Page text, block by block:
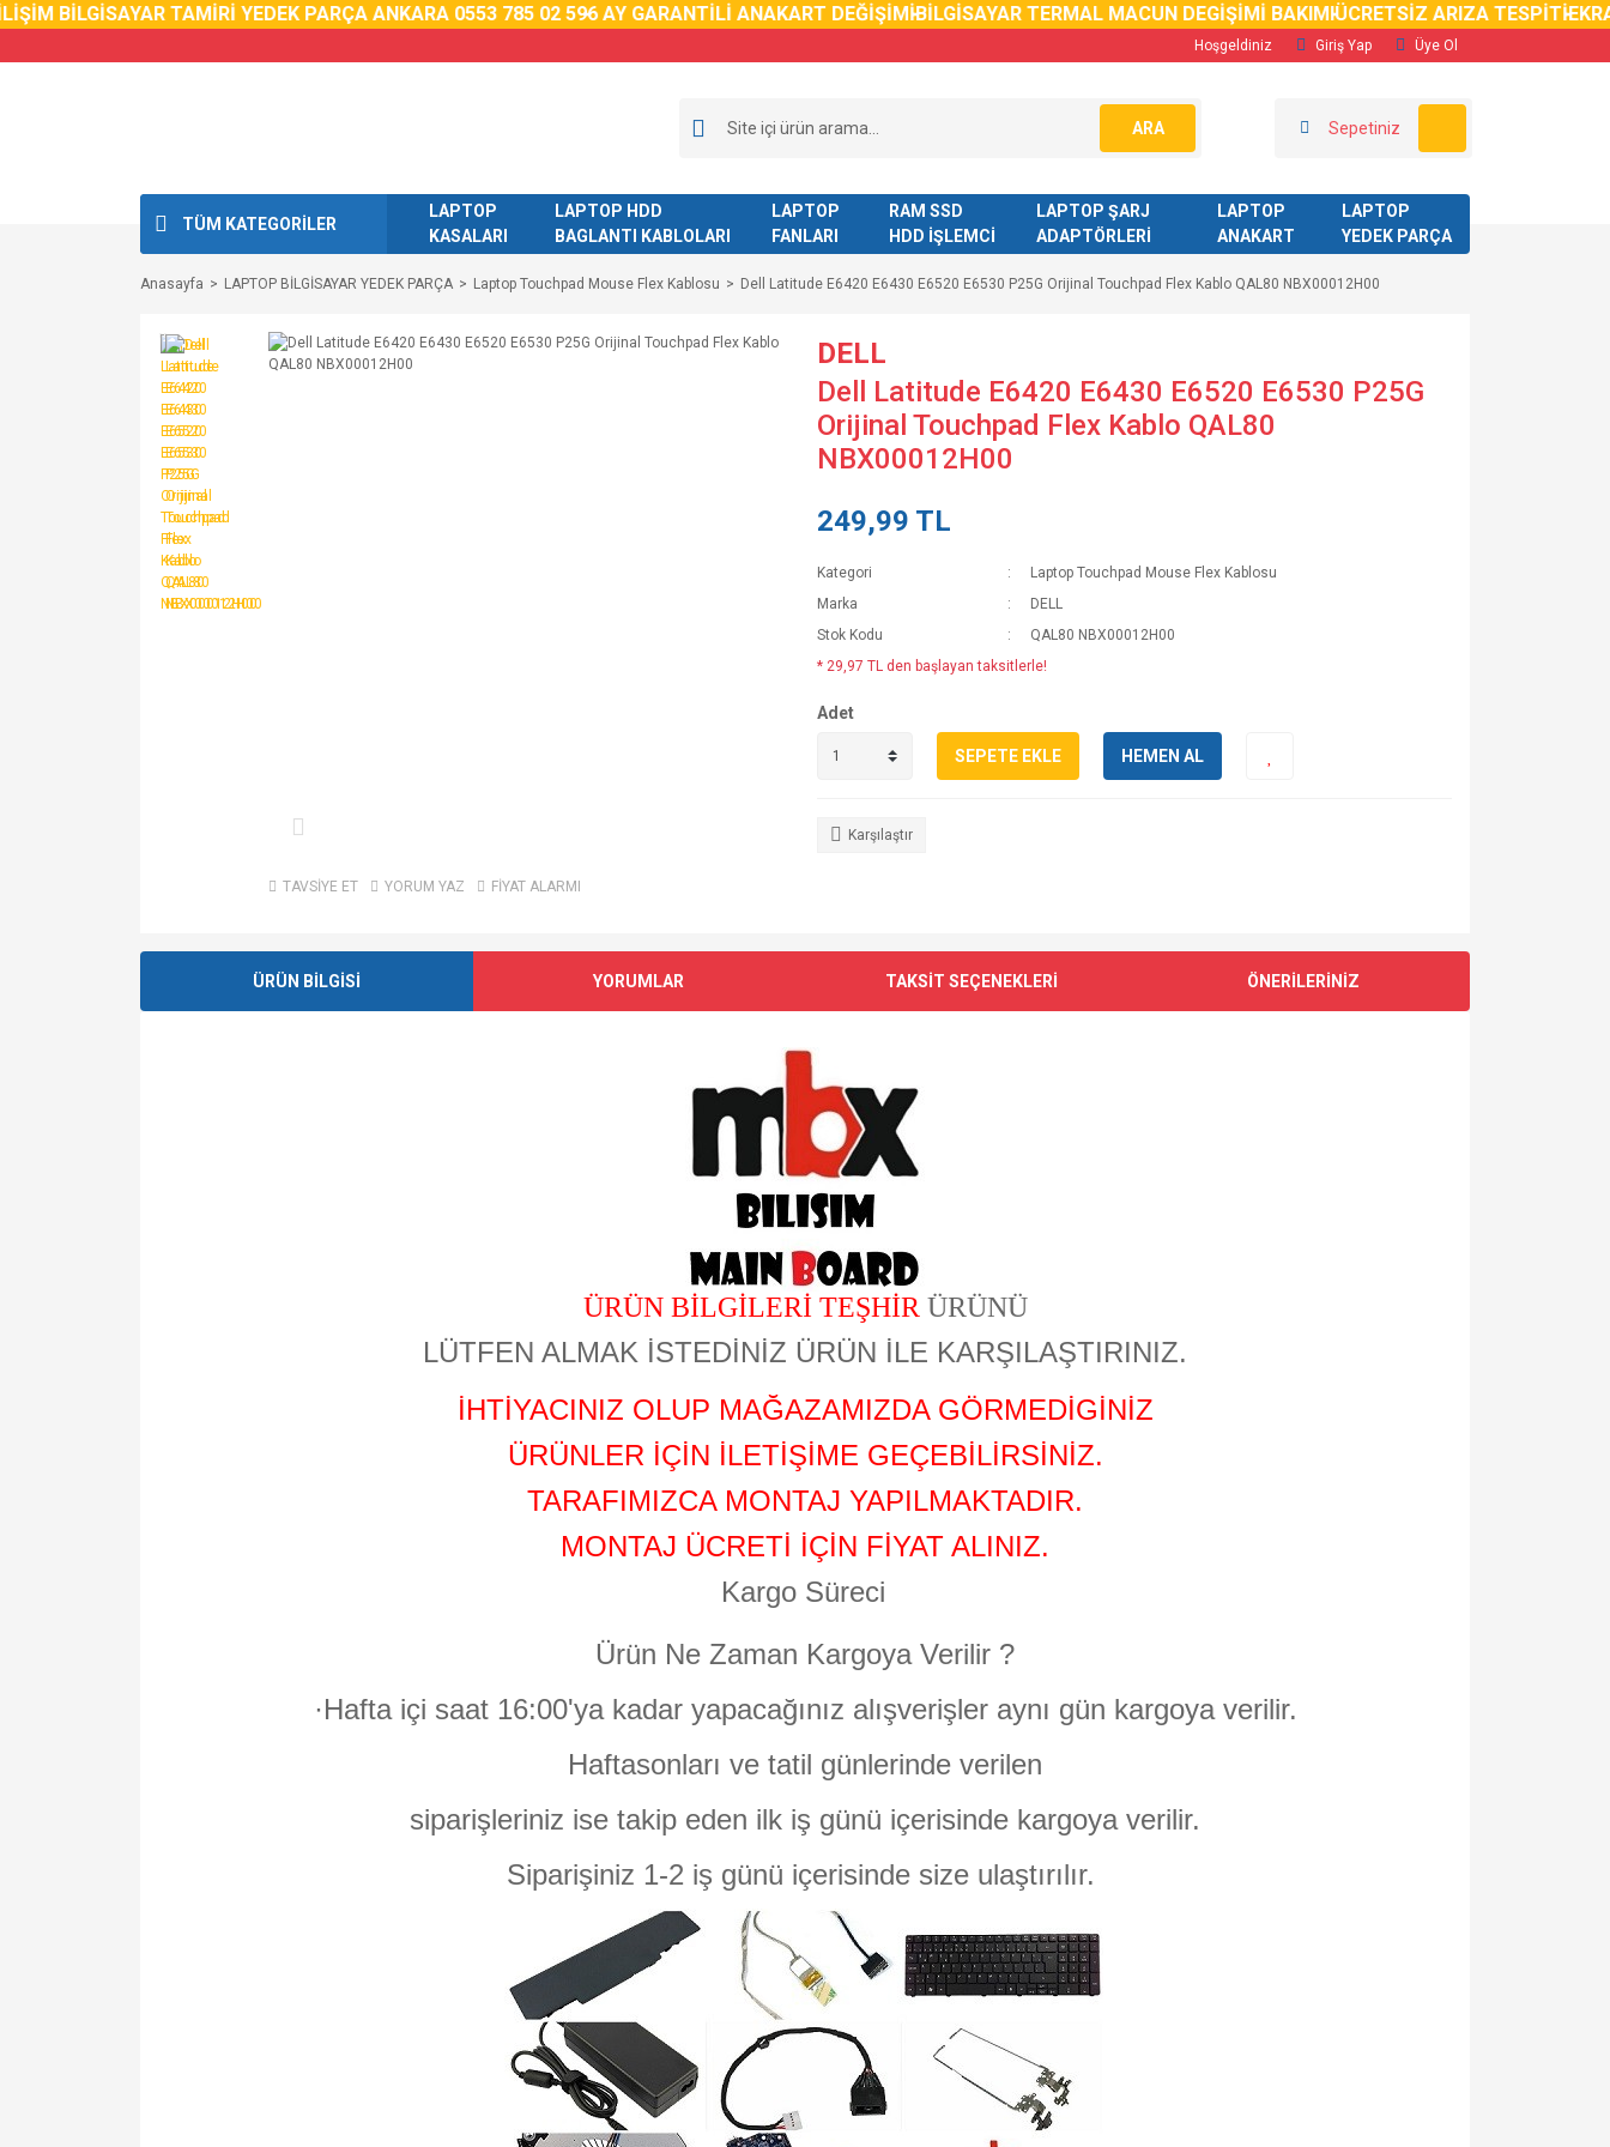
BİLGİSAYAR TAMİRİ YEDEK PARÇA ANKARA 0553 785 02 596 AY GARANTİLİ ANAKART DEĞİŞİMİBİLGİSAYAR TERMAL MACUN DEGİŞİMİ BAKIMIÜCRETSİZ ARIZA TESPİTİEKRAN
Hoşgeldiniz Giriş Yap Üye Ol
ARA Sepetiniz
TÜM KATEGORİLER
LAPTOP
KASALARI
LAPTOP HDD
BAGLANTI KABLOLARI
LAPTOP
FANLARI
RAM SSD
HDD İŞLEMCİ
LAPTOP ŞARJ
ADAPTÖRLERİ
LAPTOP
ANAKART
LAPTOP
YEDEK PARÇA
Anasayfa LAPTOP BİLGİSAYAR YEDEK PARÇA Laptop Touchpad Mouse Flex Kablosu Dell Latitude E6420 E6430 E6520 E6530 P25G Orijinal Touchpad Flex Kablo QAL80 NBX00012H00
TAVSİYE ET YORUM YAZ FİYAT ALARMI
DELL
Dell Latitude E6420 E6430 E6520 E6530 P25G
Orijinal Touchpad Flex Kablo QAL80
NBX00012H00
249,99 TL
Kategori
Laptop Touchpad Mouse Flex Kablosu
Marka
DELL
Stok Kodu
QAL80 NBX00012H00
* 29,97 TL den başlayan taksitlerle!
Adet
SEPETE EKLE HEMEN AL
Karşılaştır
ÜRÜN BİLGİSİ YORUMLAR TAKSİT SEÇENEKLERİ ÖNERİLERİNİZ
ÜRÜN BİLGİLERİ TEŞHİR ÜRÜNÜ
LÜTFEN ALMAK İSTEDİNİZ ÜRÜN İLE KARŞILAŞTIRINIZ.
İHTİYACINIZ OLUP MAĞAZAMIZDA GÖRMEDİGİNİZ
ÜRÜNLER İÇİN İLETİŞİME GEÇEBİLİRSİNİZ.
TARAFIMIZCA MONTAJ YAPILMAKTADIR.
MONTAJ ÜCRETİ İÇİN FİYAT ALINIZ.
Kargo Süreci
Ürün Ne Zaman Kargoya Verilir ?
·Hafta içi saat 16:00'ya kadar yapacağınız alışverişler aynı gün kargoya verilir.
Haftasonları ve tatil günlerinde verilen
siparişleriniz ise takip eden ilk iş günü içerisinde kargoya verilir.
Siparişiniz 1-2 iş günü içerisinde size ulaştırılır.